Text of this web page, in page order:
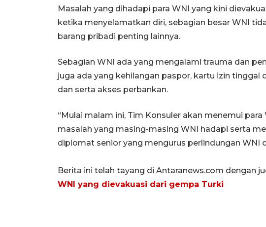
Masalah yang dihadapi para WNI yang kini
ketika menyelamatkan diri, sebagian besar WNI
barang pribadi penting lainnya.
Sebagian WNI ada yang mengalami trauma dan
juga ada yang kehilangan paspor, kartu izin
dan serta akses perbankan.
“Mulai malam ini, Tim Konsuler akan menemui
masalah yang masing-masing WNI hadapi serta
diplomat senior yang mengurus perlindungan WNI
Berita ini telah tayang di Antaranews.com dengan
WNI yang dievakuasi dari gempa Turki